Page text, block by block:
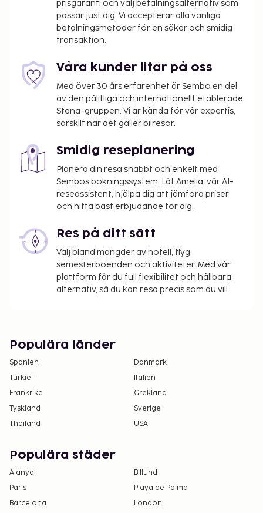
prisgaranti och välj betalningsalternativ som
passar just dig. Vi accepterar alla vanliga
betalningsmetoder för en säker och smidig
transaktion.
Våra kunder litar på oss
Med över 30 års erfarenhet är Sembo en del
av den pålitliga och internationellt etablerade
Stena-gruppen. Vi är kända för vår expertis,
särskilt när det gäller bilresor.
Smidig reseplanering
Planera din resa snabbt och enkelt med
Sembos bokningssystem. Låt Amelia, vår AI-
reseassistent, hjälpa dig att jämföra priser
och hitta bäst erbjudande för dig.
Res på ditt sätt
Välj bland mängder av hotell, flyg,
semesterboenden och aktiviteter. Med vår
plattform får du full flexibilitet och hållbara
alternativ, så du kan resa precis som du vill.
Populära länder
Spanien
Danmark
Turkiet
Italien
Frankrike
Grekland
Tyskland
Sverige
Thailand
USA
Populära städer
Alanya
Billund
Paris
Playa de Palma
Barcelona
London